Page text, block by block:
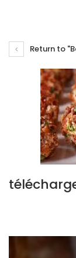
Return to